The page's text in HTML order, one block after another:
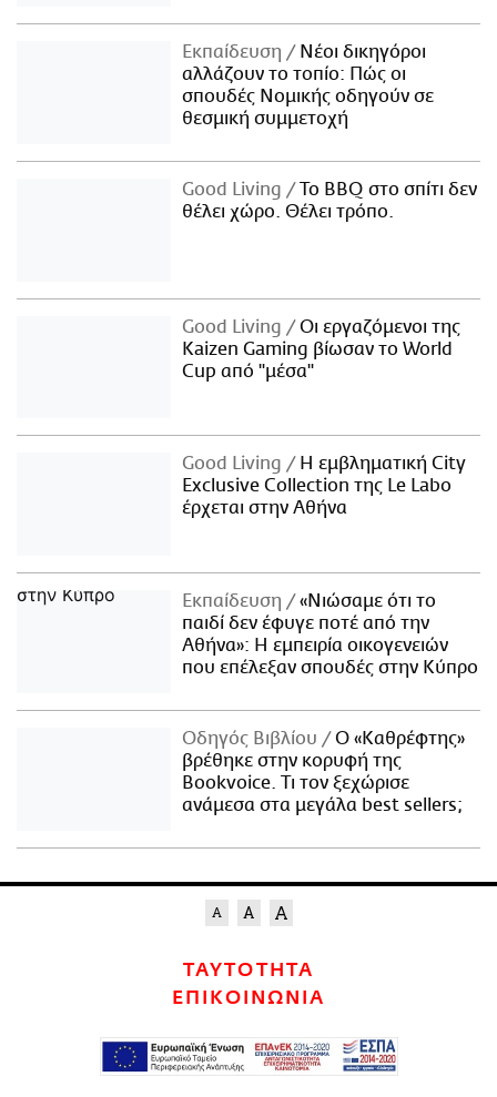
Εκπαίδευση
Νέοι δικηγόροι
αλλάζουν το τοπίο: Πώς οι
σπουδές Νομικής οδηγούν σε
θεσμική συμμετοχή
Good Living
Το BBQ στο σπίτι δεν
θέλει χώρο. Θέλει τρόπο.
Good Living
Οι εργαζόμενοι της
Kaizen Gaming βίωσαν το World
Cup από "μέσα"
Good Living
Η εμβληματική City
Exclusive Collection της Le Labo
έρχεται στην Αθήνα
Εκπαίδευση
«Νιώσαμε ότι το
παιδί δεν έφυγε ποτέ από την
Αθήνα»: Η εμπειρία οικογενειών
που επέλεξαν σπουδές στην Κύπρο
Οδηγός Βιβλίου
Ο «Καθρέφτης»
βρέθηκε στην κορυφή της
Bookvoice. Τι τον ξεχώρισε
ανάμεσα στα μεγάλα best sellers;
ΤΑΥΤΟΤΗΤΑ
ΕΠΙΚΟΙΝΩΝΙΑ